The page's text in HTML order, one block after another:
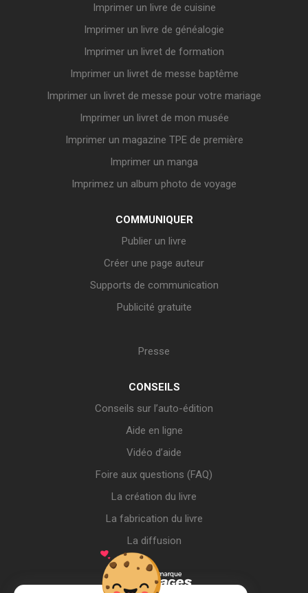
Imprimer un livre de cuisine
Imprimer un livre de généalogie
Imprimer un livret de formation
Imprimer un livret de messe baptême
Imprimer un livret de messe pour votre mariage
Imprimer un livret de mon musée
Imprimer un magazine TPE de première
Imprimer un manga
Imprimez un album photo de voyage
COMMUNIQUER
Publier un livre
Créer une page auteur
Supports de communication
Publicité gratuite
Presse
CONSEILS
Conseils sur l’auto-édition
Aide en ligne
Vidéo d’aide
Foire aux questions (FAQ)
La création du livre
La fabrication du livre
La diffusion